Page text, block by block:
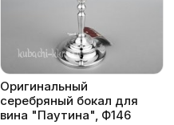
Оригинальный
серебряный бокал для
вина "Паутина", Ф146